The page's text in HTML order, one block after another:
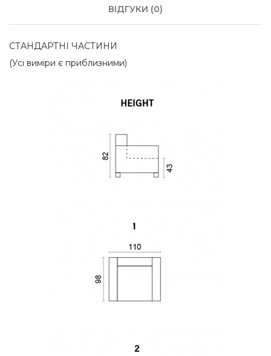
ВІДГУКИ (0)
СТАНДАРТНІ ЧАСТИНИ
(Усі виміри є приблизними)